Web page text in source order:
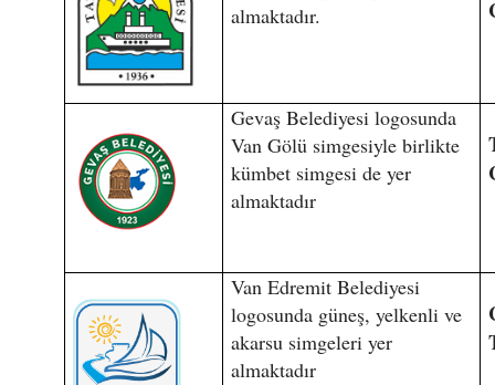
almaktadır.
Gevaş Belediyesi logosunda
Van Gölü simgesiyle birlikte
kümbet simgesi de yer
almaktadır
Van Edremit Belediyesi
logosunda güneş, yelkenli ve
akarsu simgeleri yer
almaktadır